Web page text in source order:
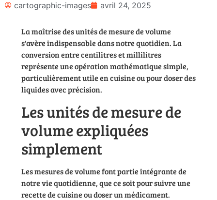
cartographic-images avril 24, 2025
La maîtrise des unités de mesure de volume
s'avère indispensable dans notre quotidien. La
conversion entre centilitres et millilitres
représente une opération mathématique simple,
particulièrement utile en cuisine ou pour doser des
liquides avec précision.
Les unités de mesure de
volume expliquées
simplement
Les mesures de volume font partie intégrante de
notre vie quotidienne, que ce soit pour suivre une
recette de cuisine ou doser un médicament.